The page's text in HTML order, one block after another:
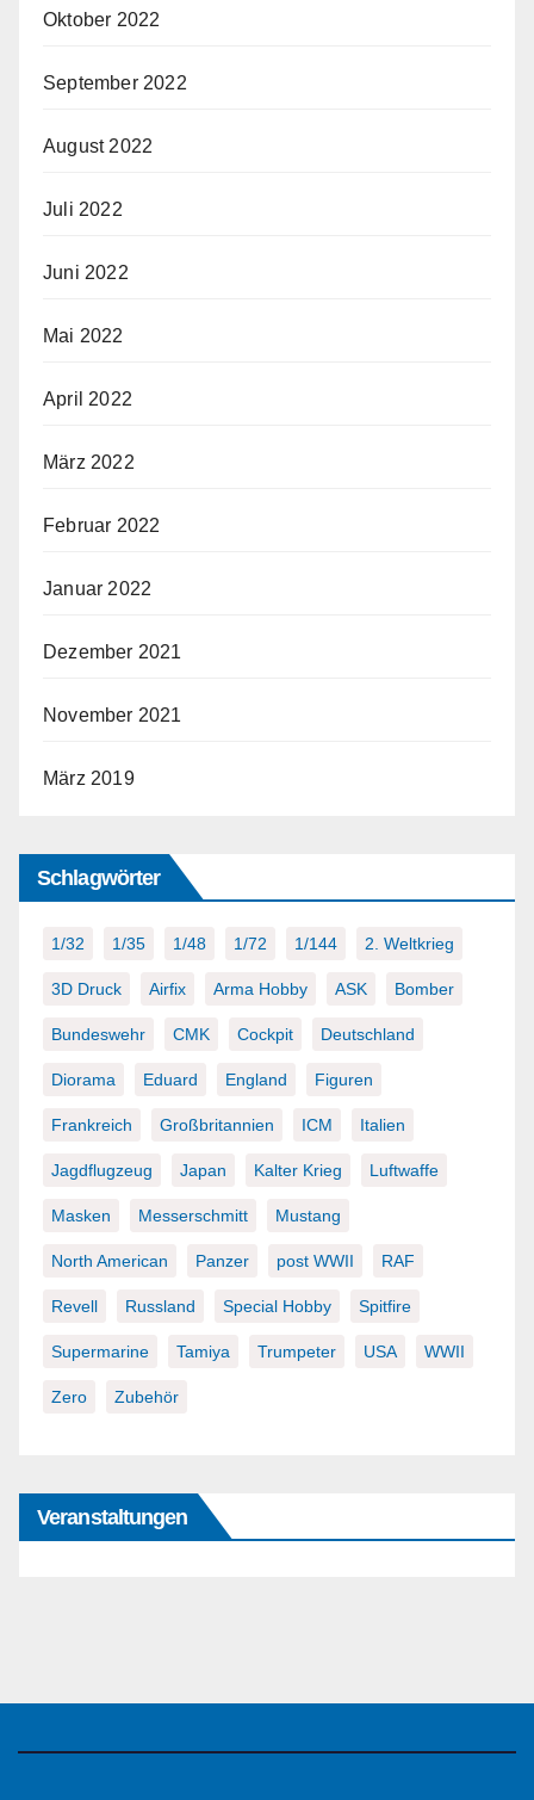
Oktober 2022
September 2022
August 2022
Juli 2022
Juni 2022
Mai 2022
April 2022
März 2022
Februar 2022
Januar 2022
Dezember 2021
November 2021
März 2019
Schlagwörter
1/32 1/35 1/48 1/72 1/144 2. Weltkrieg
3D Druck Airfix Arma Hobby ASK Bomber
Bundeswehr CMK Cockpit Deutschland
Diorama Eduard England Figuren
Frankreich Großbritannien ICM Italien
Jagdflugzeug Japan Kalter Krieg Luftwaffe
Masken Messerschmitt Mustang
North American Panzer post WWII RAF
Revell Russland Special Hobby Spitfire
Supermarine Tamiya Trumpeter USA WWII
Zero Zubehör
Veranstaltungen